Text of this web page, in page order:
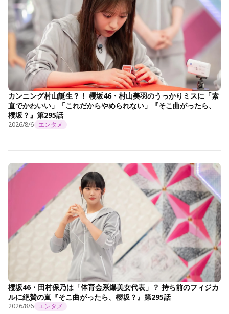
カンニング村山誕生？！ 櫻坂46・村山美羽のうっかりミスに「素
直でかわいい」「これだからやめられない」『そこ曲がったら、
櫻坂？』第295話
2026/8/6 エンタメ
櫻坂46・田村保乃は「体育会系爆美女代表」？ 持ち前のフィジカ
ルに絶賛の嵐『そこ曲がったら、櫻坂？』第295話
2026/8/6 エンタメ